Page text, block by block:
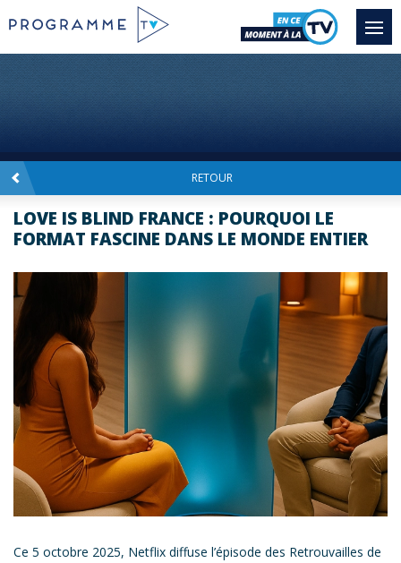
RETOUR
LOVE IS BLIND FRANCE : POURQUOI LE
FORMAT FASCINE DANS LE MONDE ENTIER
Ce 5 octobre 2025, Netflix diffuse l’épisode des Retrouvailles de